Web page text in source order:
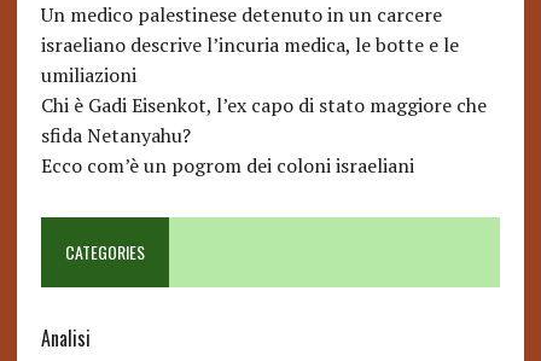
Un medico palestinese detenuto in un carcere
israeliano descrive l’incuria medica, le botte e le
umiliazioni
Chi è Gadi Eisenkot, l’ex capo di stato maggiore che
sfida Netanyahu?
Ecco com’è un pogrom dei coloni israeliani
CATEGORIES
Analisi